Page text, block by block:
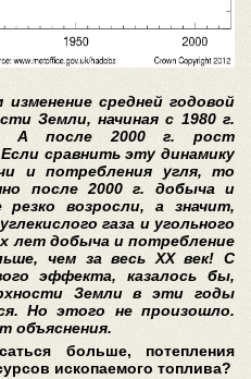
средней годовой
Земли, начиная с 1980 г.
А после 2000 г. рост
сравнить эту динамику
и потребления угля, то
после 2000 г. добыча и
возросли, а значит,
газа и угольного
лет добыча и потребление
чем за весь ХХ век! С
эффекта, казалось бы,
Земли в эти годы
Но этого не произошло.
объяснения.
больше, потепления
ископаемого топлива?